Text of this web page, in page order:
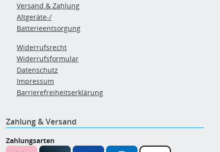
Versand & Zahlung
Altgeräte-/
Batterieentsorgung
Widerrufsrecht
Widerrufsformular
Datenschutz
Impressum
Barrierefreiheitserklärung
Zahlung & Versand
Zahlungsarten